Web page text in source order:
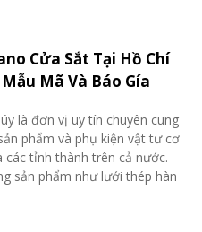
Cửa Sắt Tại Hồ Chí
Mã Và Báo Gía
là đơn vị uy tín chuyên cung
phẩm và phụ kiện vật tư cơ
các tỉnh thành trên cả nước.
sản phẩm như lưới thép hàn